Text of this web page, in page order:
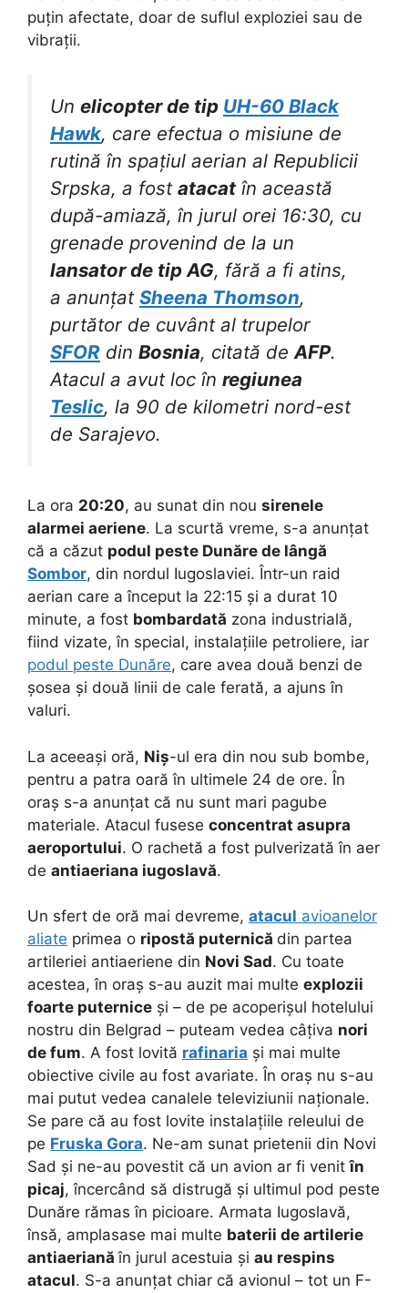
puțin afectate, doar de suflul exploziei sau de
vibrații.
Un elicopter de tip UH-60 Black
Hawk, care efectua o misiune de
rutină în spațiul aerian al Republicii
Srpska, a fost atacat în această
după-amiază, în jurul orei 16:30, cu
grenade provenind de la un
lansator de tip AG, fără a fi atins,
a anunțat Sheena Thomson,
purtător de cuvânt al trupelor
SFOR din Bosnia, citată deAFP.
Atacul a avut loc în regiunea
Teslic, la 90 de kilometri nord-est
de Sarajevo.
La ora 20:20, au sunat din nou sirenele
alarmei aeriene. La scurtă vreme, s-a anunțat
că a căzut podul peste Dunăre de lângă
Sombor, din nordul Iugoslaviei. Într-un raid
aerian care a început la 22:15 și a durat 10
minute, a fost bombardată zona industrială,
fiind vizate, în special, instalațiile petroliere, iar
podul peste Dunăre, care avea două benzi de
șosea și două linii de cale ferată, a ajuns în
valuri.
La aceeași oră, Niș-ul era din nou sub bombe,
pentru a patra oară în ultimele 24 de ore. În
oraș s-a anunțat că nu sunt mari pagube
materiale. Atacul fusese concentrat asupra
aeroportului. O rachetă a fost pulverizată în aer
de antiaeriana iugoslavă.
Un sfert de oră mai devreme, atacul avioanelor
aliate primea o ripostă puternică din partea
artileriei antiaeriene din Novi Sad. Cu toate
acestea, în oraș s-au auzit mai multe explozii
foarte puternice și – de pe acoperișul hotelului
nostru din Belgrad – puteam vedea câțiva nori
de fum. A fost lovită rafinaria și mai multe
obiective civile au fost avariate. În oraș nu s-au
mai putut vedea canalele televiziunii naționale.
Se pare că au fost lovite instalațiile releului de
pe Fruska Gora. Ne-am sunat prietenii din Novi
Sad și ne-au povestit că un avion ar fi venitîn
picaj, încercând să distrugă și ultimul pod peste
Dunăre rămas în picioare. Armata Iugoslavă,
însă, amplasase mai multe baterii de artilerie
antiaerianăîn jurul acestuia și au respins
atacul. S-a anunțat chiar că avionul – tot un F-